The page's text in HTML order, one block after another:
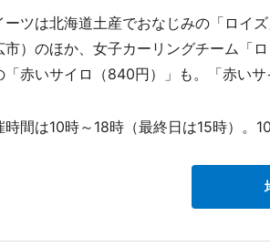
ツは北海道土産でおなじみの「ロイ
市）のほか、女子カーリングチーム「
「赤いサイロ（840円）」も。「赤いサ
間は10時～18時（最終日は15時）。10